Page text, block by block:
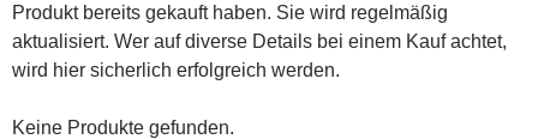
Produkt bereits gekauft haben. Sie wird regelmäßig
aktualisiert. Wer auf diverse Details bei einem Kauf achtet,
wird hier sicherlich erfolgreich werden.
Keine Produkte gefunden.